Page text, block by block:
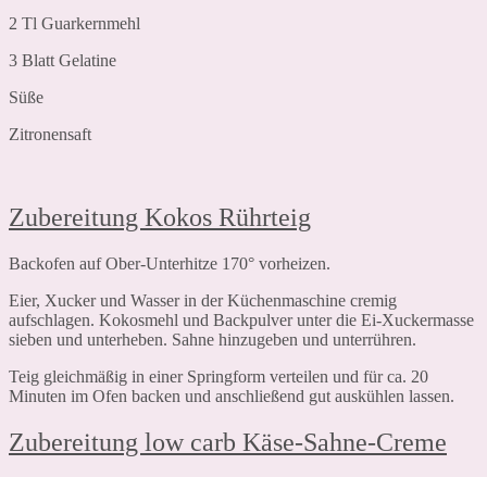
2 Tl Guarkernmehl
3 Blatt Gelatine
Süße
Zitronensaft
Zubereitung Kokos Rührteig
Backofen auf Ober-Unterhitze 170° vorheizen.
Eier, Xucker und Wasser in der Küchenmaschine cremig
aufschlagen. Kokosmehl und Backpulver unter die Ei-Xuckermasse
sieben und unterheben. Sahne hinzugeben und unterrühren.
Teig gleichmäßig in einer Springform verteilen und für ca. 20
Minuten im Ofen backen und anschließend gut auskühlen lassen.
Zubereitung low carb Käse-Sahne-Creme